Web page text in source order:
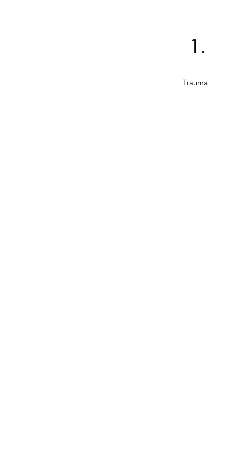
1.
Trauma